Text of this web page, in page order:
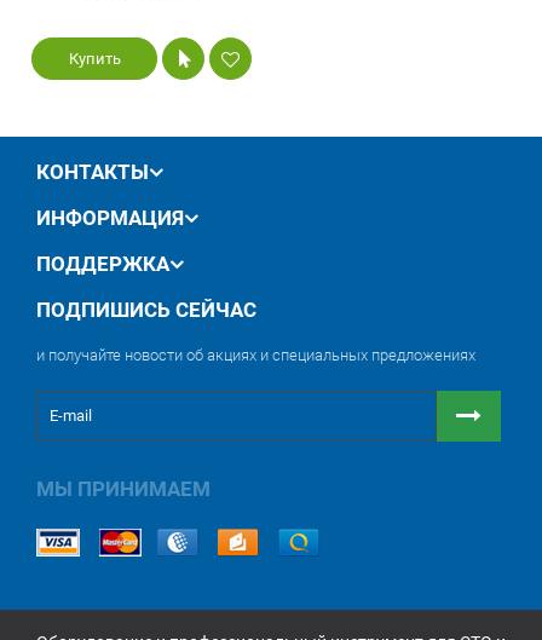
Купить
КОНТАКТЫ
ИНФОРМАЦИЯ
ПОДДЕРЖКА
ПОДПИШИСЬ СЕЙЧАС
и получайте новости об акциях и специальных предложениях
МЫ ПРИНИМАЕМ